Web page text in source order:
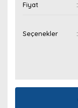
Fiyat
Seçenekler